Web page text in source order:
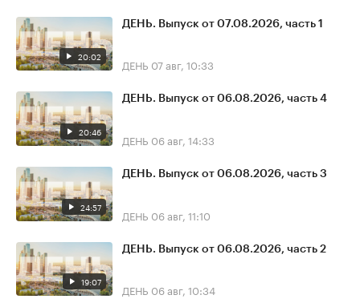
20:02
ДЕНЬ. Выпуск от 07.08.2026, часть 1
ДЕНЬ 07 авг, 10:33
20:46
ДЕНЬ. Выпуск от 06.08.2026, часть 4
ДЕНЬ 06 авг, 14:33
24:57
ДЕНЬ. Выпуск от 06.08.2026, часть 3
ДЕНЬ 06 авг, 11:10
19:07
ДЕНЬ. Выпуск от 06.08.2026, часть 2
ДЕНЬ 06 авг, 10:34